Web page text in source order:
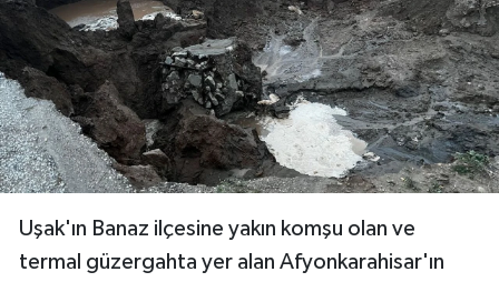
Uşak'ın Banaz ilçesine yakın komşu olan ve
termal güzergahta yer alan Afyonkarahisar'ın